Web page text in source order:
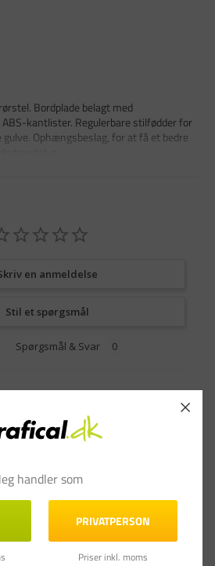
Bordplade belagt med
kantlister. Regulerbare stilfødder for
Ophængsbeslag, for at få et bedre
en anmeldelse
Stil et spørgsmål
Spørgsmål & Svar
handler som
PRIVATPERSON
Priser inkl. moms